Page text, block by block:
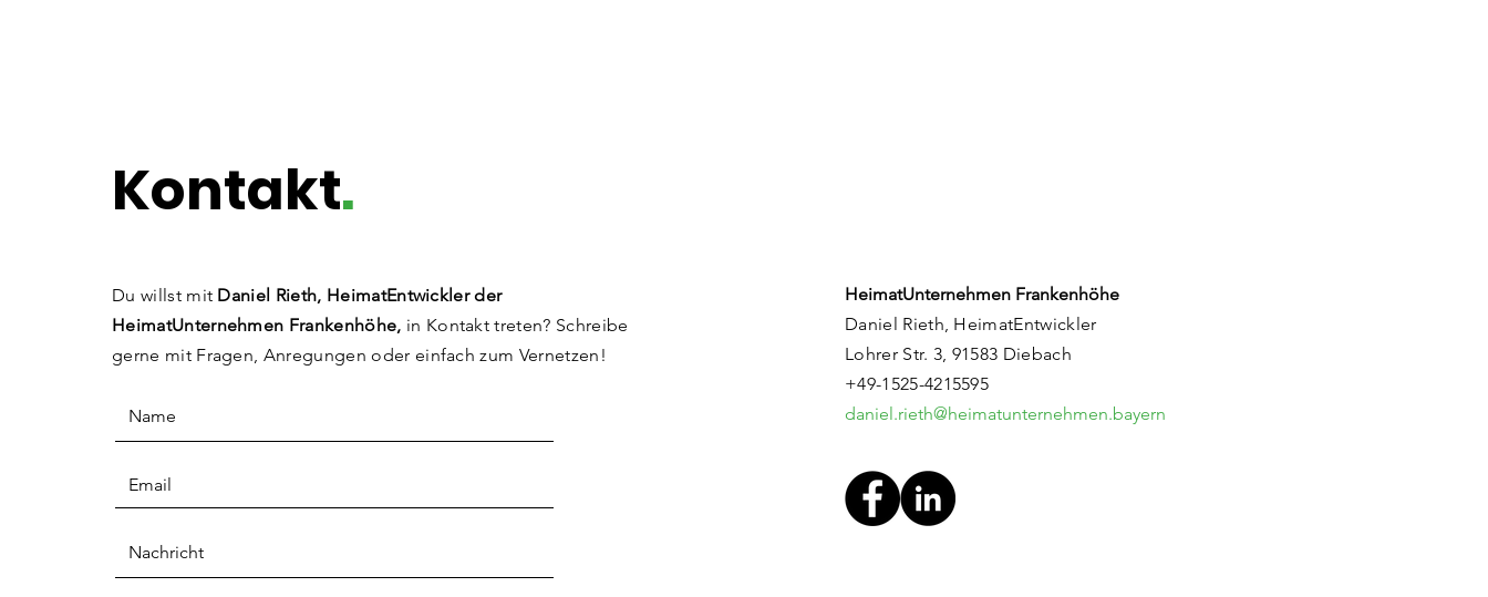
Kontakt.
Du willst mit Daniel Rieth, HeimatEntwickler der
HeimatUnternehmen Frankenhöhe, in Kontakt treten? Schreibe
gerne mit Fragen, Anregungenoder einfach zum Vernetzen!
HeimatUnternehmen Frankenhöhe
Daniel Rieth, HeimatEntwickler
Lohrer Str. 3, 91583 Diebach
+49-1525-4215595
daniel.rieth@heimatunternehmen.bayern